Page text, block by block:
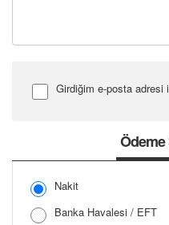
Girdiğim e-posta
Şifreyi Tekrar Girin
Nakit
Banka Havalesi / EFT